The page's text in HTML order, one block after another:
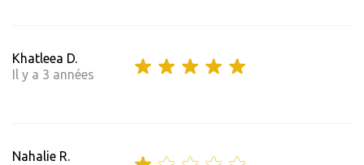
Khatleea D.
Il y a 3 années
Nahalie R.